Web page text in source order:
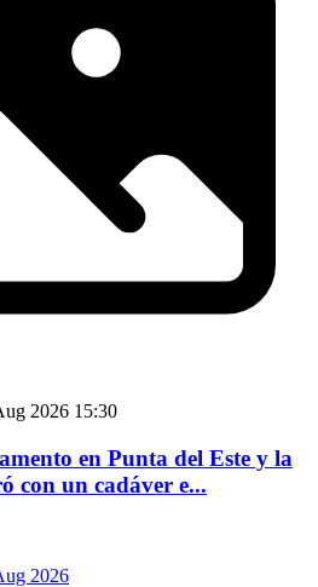
2026 15:30
en Punta del Este y la
con un cadáver e...
2026